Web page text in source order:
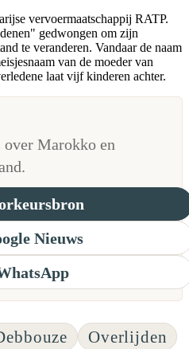
vervoermaatschappij RATP.
gedwongen om zijn
te veranderen. Vandaar de naam
van de moeder van
laat vijf kinderen achter.
Marokko en
Nieuws
Overlijden